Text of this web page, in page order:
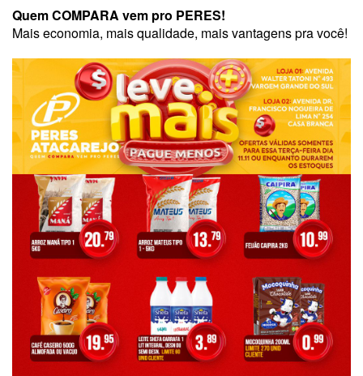
Quem COMPARA vem pro PERES!
Mais economia, mais qualidade, mais vantagens pra você!